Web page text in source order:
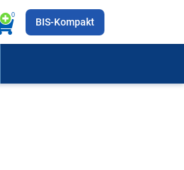
0
BIS-Kompakt